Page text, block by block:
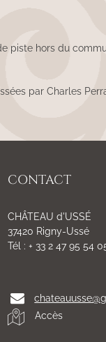
piste hors du
par Charles
CONTACT
CHÂTEAU d'USSÉ
37420 Rigny-Ussé
Tél : + 33 2 47 95 54
Accès